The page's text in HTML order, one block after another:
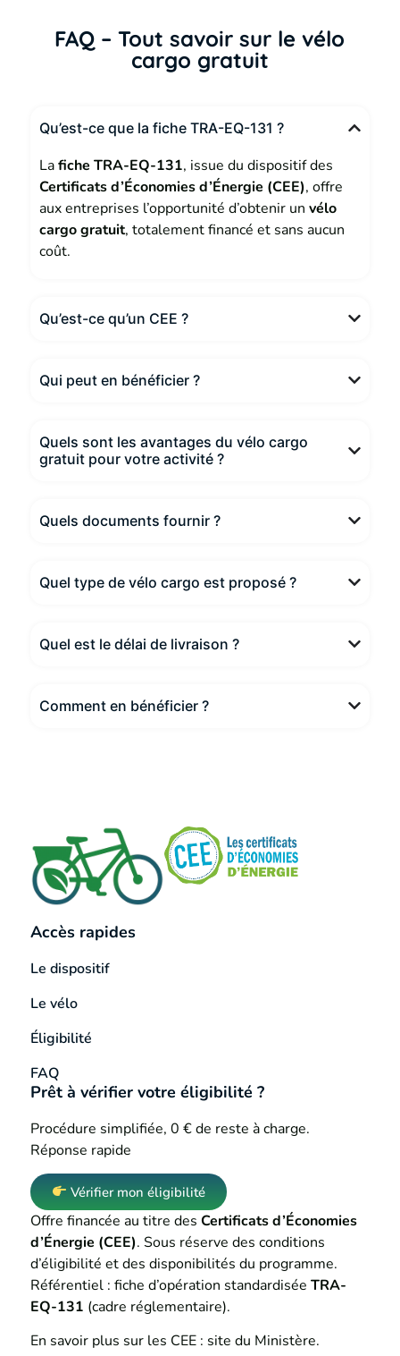
FAQ – Tout savoir sur le vélo
cargo gratuit
Qu’est-ce que la fiche TRA-EQ-131 ?
Lafiche TRA-EQ-131, issue du dispositif des
Certificats d’Économies d’Énergie (CEE), offre
aux entreprises l’opportunité d’obtenir un vélo
cargo gratuit, totalement financé et sans aucun
coût.
Qu’est-ce qu’un CEE ?
Qui peut en bénéficier ?
Quels sont les avantages du vélo cargo
gratuit pour votre activité ?
Quels documents fournir ?
Quel type de vélo cargo est proposé ?
Quel est le délai de livraison ?
Comment en bénéficier ?
Accès rapides
Le dispositif
Le vélo
Éligibilité
FAQ
Prêt à vérifier votre éligibilité ?
Procédure simplifiée, 0 € de reste à charge.
Réponse rapide
Vérifier mon éligibilité
Offre financée au titre des Certificats d’Économies
d’Énergie (CEE). Sous réserve des conditions
d’éligibilité et des disponibilités du programme.
Référentiel : fiche d’opération standardisée TRA-
EQ-131 (cadre réglementaire).
En savoir plus sur les CEE : site du Ministère.